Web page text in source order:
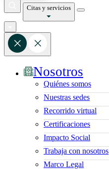
Citas y servicios
Nosotros
Quiénes somos
Nuestras sedes
Recorrido virtual
Certificaciones
Impacto Social
Trabaja con nosotros
Marco Legal